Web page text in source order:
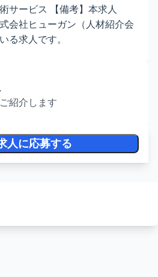
サービス 【備考】本求人
会社ヒューガン（人材紹介会
る求人です。
紹介します
人に応募する